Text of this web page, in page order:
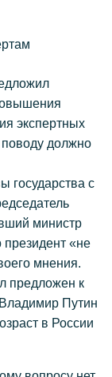
экспертных
поводу должно
государства с
министр
президент «не
мнения.
предложен к
Путин
в России